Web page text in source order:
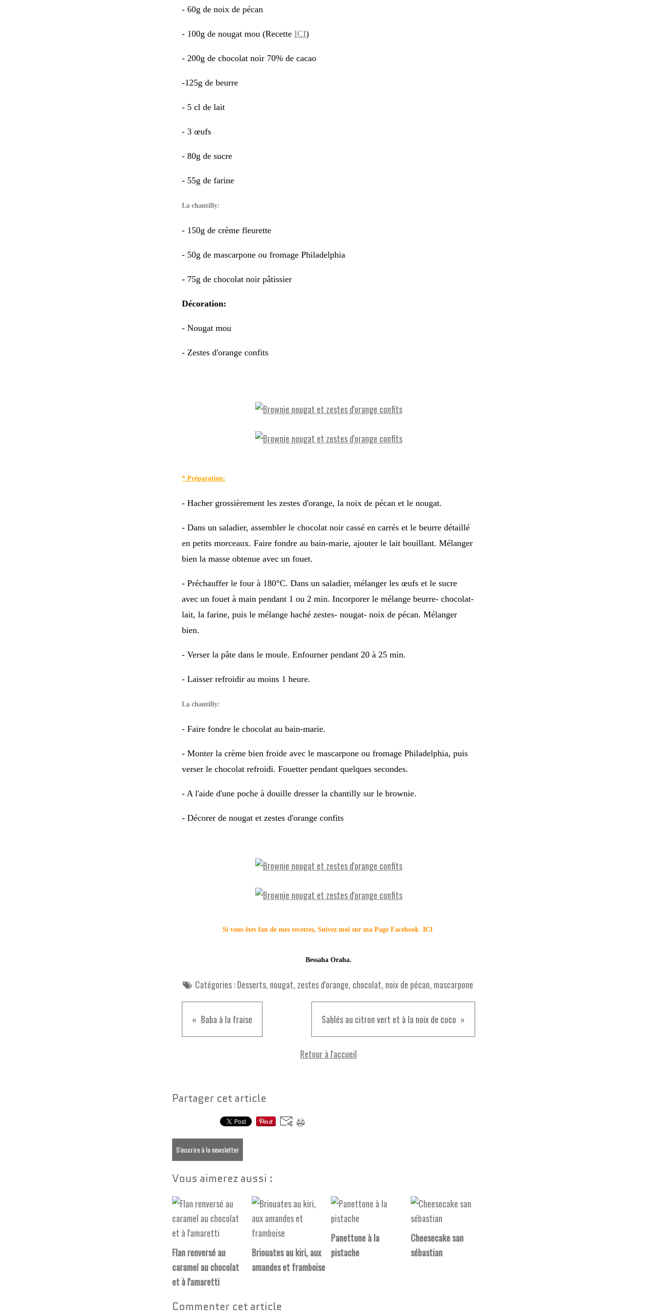
- 60g de noix de pécan
- 100g de nougat mou (Recette ICI)
- 200g de chocolat noir 70% de cacao
-125g de beurre
- 5 cl de lait
- 3 œufs
- 80g de sucre
- 55g de farine
La chantilly:
- 150g de crème fleurette
- 50g de mascarpone ou fromage Philadelphia
- 75g de chocolat noir pâtissier
Décoration:
- Nougat mou
- Zestes d'orange confits
* Préparation:
- Hacher grossièrement les zestes d'orange, la noix de pécan et le nougat.
- Dans un saladier, assembler le chocolat noir cassé en carrés et le beurre détaillé
en petits morceaux. Faire fondre au bain-marie, ajouter le lait bouillant. Mélanger
bien la masse obtenue avec un fouet.
- Préchauffer le four à 180°C. Dans un saladier, mélanger les œufs et le sucre
avec un fouet à main pendant 1 ou 2 min. Incorporer le mélange beurre- chocolat-
lait, la farine, puis le mélange haché zestes- nougat- noix de pécan. Mélanger
bien.
- Verser la pâte dans le moule. Enfourner pendant 20 à 25 min.
- Laisser refroidir au moins 1 heure.
La chantilly:
- Faire fondre le chocolat au bain-marie.
- Monter la crème bien froide avec le mascarpone ou fromage Philadelphia, puis
verser le chocolat refroidi. Fouetter pendant quelques secondes.
- A l'aide d'une poche à douille dresser la chantilly sur le brownie.
- Décorer de nougat et zestes d'orange confits
Si vous êtes fan de mes recettes, Suivez moi sur ma Page Facebook ICI
Bessaha Oraha.
Catégories :Desserts, nougat, zestes d'orange, chocolat, noix de pécan, mascarpone
Baba à la fraise Sablés au citron vert et à la noix de coco
Retour à l'accueil
Partager cet article
S'inscrire à la newsletter
Vous aimerez aussi :
Flan renversé au
caramel au chocolat
et à l'amaretti
Briouates au kiri, aux
amandes et framboise
Panettone à la
pistache
Cheesecake san
sébastian
Commenter cet article